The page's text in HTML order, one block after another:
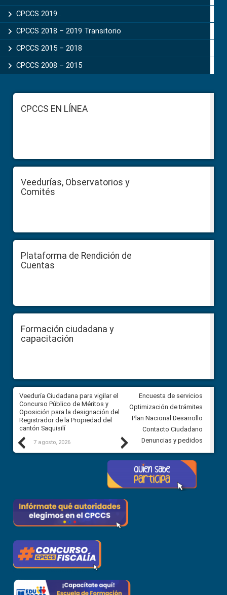
CPCCS 2019 .
CPCCS 2018 – 2019 Transitorio
CPCCS 2015 – 2018
CPCCS 2008 – 2015
FooterCPCCS EN LÍNEA
Veedurías, Observatorios y
Comités
Plataforma de Rendición de
Cuentas
Formación ciudadana y
capacitación
Previous
Veeduría Ciudadana para vigilar el
Concurso Público de Méritos y
Oposición para la designación del
Registrador de la Propiedad del
cantón Saquisilí
7 agosto, 2026
Veeduría Ciudadana para
construcción del asfaltado de
Ballenita del cantón Santa
7 agosto, 2026
Next
Encuesta de servicios
Optimización de trámites
Plan Nacional Desarrollo
Contacto Ciudadano
Denuncias y pedidos